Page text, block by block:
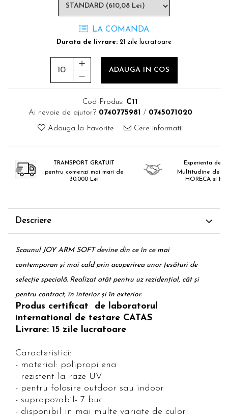
LA COMANDA
Durata de livrare: 21 zile lucratoare
ADAUGA IN COS
Cod Produs: C11
Ai nevoie de ajutor? 0740775981 / 0745071020
Adauga la Favorite Cere informatii
TRANSPORT GRATUIT
pentru comenzi mai mari de
30.000 Lei
Experienta de
Multitudine de
HORECA si
Descriere
Scaunul JOY ARM SOFT devine din ce în ce mai
contemporan și mai cald prin acoperirea unor țesături de
selecție specială. Realizat atât pentru uz rezidențial, cât și
pentru contract, în interior și în exterior.
Produs certificat de laboratorul
international de testare CATAS
Livrare: 15 zile lucratoare
Caracteristici:
- material: polipropilena
- rezistent la raze UV
- pentru folosire outdoor sau indoor
- suprapozabil- 7 buc
- disponibil in mai multe variate de culori